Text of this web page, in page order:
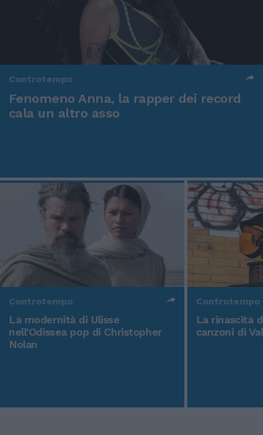
Controtempo
Fenomeno Anna, la rapper dei record
cala un altro asso
Controtempo
La modernità di Ulisse
nell'Odissea pop di Christopher
Nolan
Controtempo
La rinascita
canzoni di